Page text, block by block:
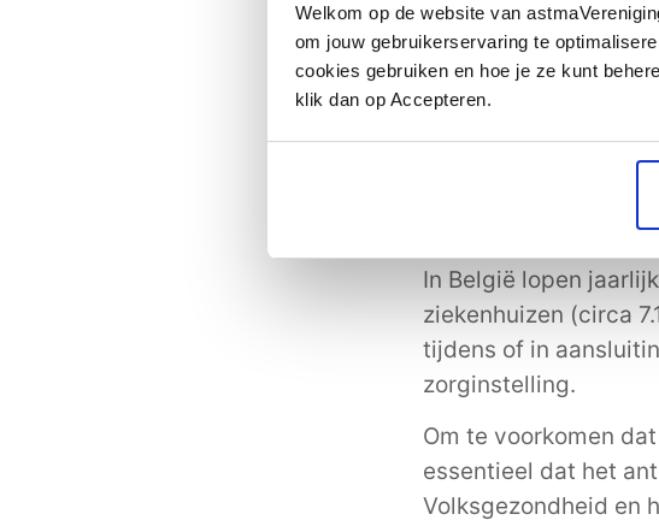
Welkom op de website van
om jouw gebruikerservaring te
cookies gebruiken en hoe je ze kunt
klik dan op Accepteren.
een antibioticum
Hoe groot is het
Het probleem van
Europa sterven naar
België jaarlijks 1000
In België lopen
ziekenhuizen (circa
tijdens of in
zorginstelling.
Om te voorkomen
essentieel dat het
Volksgezondheid en